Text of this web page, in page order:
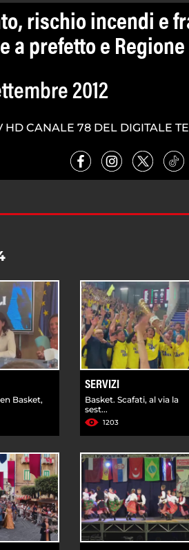
rischio incendi e
a prefetto e Regione
2012
HD CANALE 78 DEL DIGITALE
Basket,
SERVIZI
Basket. Scafati, al via la
sest...
1203